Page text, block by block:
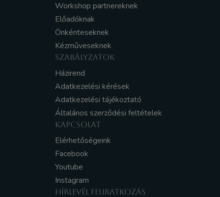
Workshop partnereknek
Előadóknak
Önkénteseknek
Kézműveseknek
SZABÁLYZATOK
Házirend
Adatkezelési kérések
Adatkezelési tájékoztató
Általános szerződési feltételek
KAPCSOLAT
Elérhetőségeink
Facebook
Youtube
Instagram
HÍRLEVÉL FELIRATKOZÁS